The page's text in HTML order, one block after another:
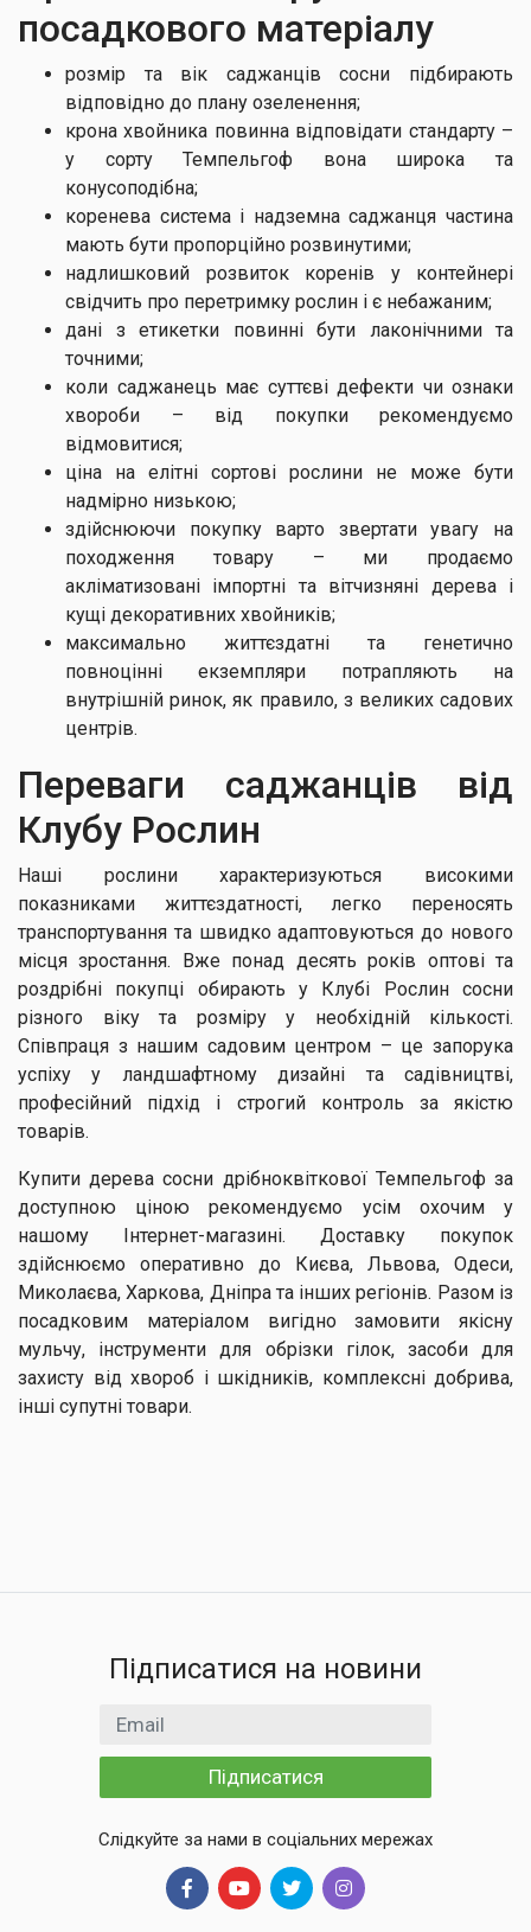
посадкового матеріалу
розмір та вік саджанців сосни підбирають
відповідно до плану озеленення;
крона хвойника повинна відповідати стандарту –
у сорту Темпельгоф вона широка та
конусоподібна;
коренева система і надземна саджанця частина
мають бути пропорційно розвинутими;
надлишковий розвиток коренів у контейнері
свідчить про перетримку рослин і є небажаним;
дані з етикетки повинні бути лаконічними та
точними;
коли саджанець має суттєві дефекти чи ознаки
хвороби – від покупки рекомендуємо
відмовитися;
ціна на елітні сортові рослини не може бути
надмірно низькою;
здійснюючи покупку варто звертати увагу на
походження товару – ми продаємо
акліматизовані імпортні та вітчизняні дерева і
кущі декоративних хвойників;
максимально життєздатні та генетично
повноцінні екземпляри потрапляють на
внутрішній ринок, як правило, з великих садових
центрів.
Переваги саджанців від
Клубу Рослин
Наші рослини характеризуються високими
показниками життєздатності, легко переносять
транспортування та швидко адаптовуються до нового
місця зростання. Вже понад десять років оптові та
роздрібні покупці обирають у Клубі Рослин сосни
різного віку та розміру у необхідній кількості.
Співпраця з нашим садовим центром – це запорука
успіху у ландшафтному дизайні та садівництві,
професійний підхід і строгий контроль за якістю
товарів.
Купити дерева сосни дрібноквіткової Темпельгоф за
доступною ціною рекомендуємо усім охочим у
нашому Інтернет-магазині. Доставку покупок
здійснюємо оперативно до Києва, Львова, Одеси,
Миколаєва, Харкова, Дніпра та інших регіонів. Разом із
посадковим матеріалом вигідно замовити якісну
мульчу, інструменти для обрізки гілок, засоби для
захисту від хвороб і шкідників, комплексні добрива,
інші супутні товари.
Підписатися на новини
Email
Підписатися
Слідкуйте за нами в соціальних мережах